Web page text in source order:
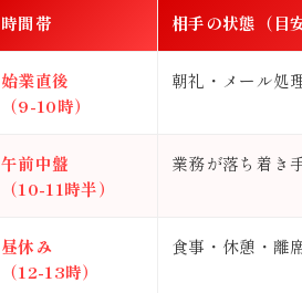
時間帯 相手の状態（目安
始業直後
（9-10時）
朝礼・メール処
午前中盤
（10-11時半）
業務が落ち着き
昼休み
（12-13時）
食事・休憩・離